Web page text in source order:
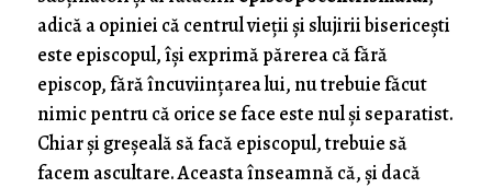
adică a opiniei că centrul vieții și slujirii bisericești
este episcopul, își exprimă părerea că fără
episcop, fără încuviințarea lui, nu trebuie făcut
nimic pentru că orice se face este nul și separatist.
Chiar și greșeală să facă episcopul, trebuie să
facem ascultare. Aceasta înseamnă că, și dacă